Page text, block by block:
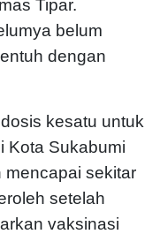
Tipar.
belum
dengan
kesatu untuk
Kota Sukabumi
mencapai sekitar
setelah
vaksinasi